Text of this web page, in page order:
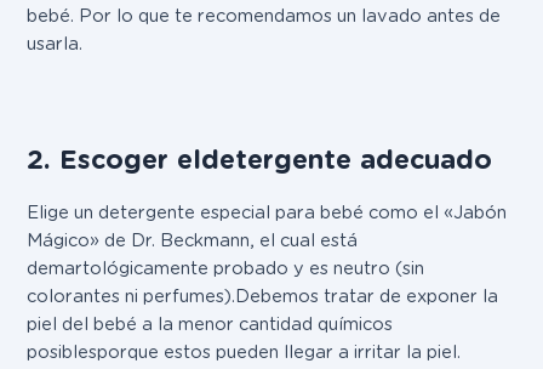
bebé. Por lo que te recomendamos un lavado antes de
usarla.
2. Escoger el detergente adecuado
Elige un detergente especial para bebé como el «Jabón
Mágico» de Dr. Beckmann, el cual está
demartológicamente probado y es neutro (sin
colorantes ni perfumes). Debemos tratar de exponer la
piel del bebé a la menor cantidad químicos
posiblesporque estos pueden llegar a irritar la piel.